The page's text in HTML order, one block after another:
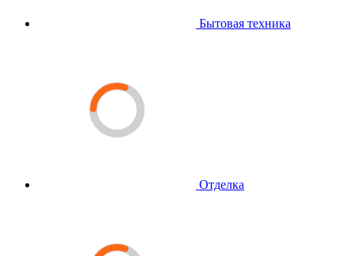
Бытовая техника
Отделка